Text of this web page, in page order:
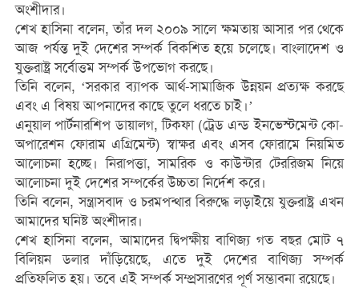
অংশীদার।
শেখ হাসিনা বলেন, তাঁর দল ২০০৯ সালে ক্ষমতায় আসার পর থেকে
আজ পর্যন্ত দুই দেশের সম্পর্ক বিকশিত হয়ে চলেছে। বাংলাদেশ ও
যুক্তরাষ্ট্র সর্বোত্তম সম্পর্ক উপভোগ করছে।
তিনি বলেন, ‘সরকার ব্যাপক আর্থ-সামাজিক উন্নয়ন প্রত্যক্ষ করছে
এবং এ বিষয় আপনাদের কাছে তুলে ধরতে চাই।’
এনুয়াল পার্টনারশিপ ডায়ালগ, টিকফা (ট্রেড এন্ড ইনভেস্টমেন্ট কো-
অপারেশন ফোরাম এগ্রিমেন্ট) স্বাক্ষর এবং এসব ফোরামে নিয়মিত
আলোচনা হচ্ছে। নিরাপত্তা, সামরিক ও কাউন্টার টেররিজম নিয়ে
আলোচনা দুই দেশের সম্পর্কের উচ্চতা নির্দেশ করে।
তিনি বলেন, সন্ত্রাসবাদ ও চরমপন্থার বিরুদ্ধে লড়াইয়ে যুক্তরাষ্ট্র এখন
আমাদের ঘনিষ্ট অংশীদার।
শেখ হাসিনা বলেন, আমাদের দ্বিপক্ষীয় বাণিজ্য গত বছর মোট ৭
বিলিয়ন ডলার দাঁড়িয়েছে, এতে দুই দেশের বাণিজ্য সম্পর্ক
প্রতিফলিত হয়। তবে এই সম্পর্ক সম্প্রসারণের পূর্ণ সম্ভাবনা রয়েছে।